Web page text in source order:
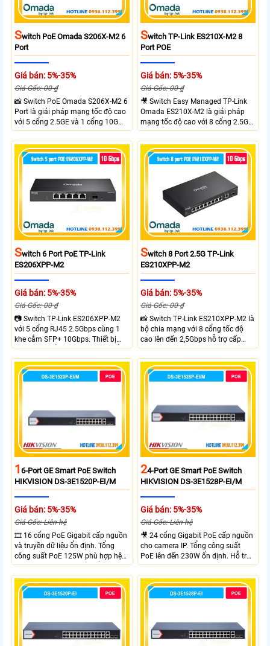
SWitch PoE Omada S206X-M2 6
Port
Giá bán: 5%-35%
Giá Gốc: 00 ₫
📸 Switch PoE Omada S206X-M2 6
Port là giải pháp mạng tốc độ cao
với 5 cổng 2.5GE và 1 cổng 10G
SFP+, đáp ứng nhu cầu truyền tải
dữ liệu lớn sở hữu băng thông
chuyển mạch 45Gbps cùng tốc độ
chuyển tiếp 33.48Mpps, mang lại
nghiệp văn phòng và hệ thống
mạng hiện đại.
SWitch TP-Link ES210X-M2 8
Port POE
Giá bán: 5%-35%
Giá Gốc: 00 ₫
🎥 Switch Easy Managed TP-Link
Omada ES210X-M2 là giải pháp
mạng tốc độ cao với 8 cổng 2.5GE
và 2 cổng 10G SFP+ đáp ứng nhu
cầu truyền tải dữ liệu lớn sở hữu
băng thông chuyển mạch 80Gbps
tốc độ chuyển tiếp 59.52Mpps
mang lại kết nối ổn định cho
doanh nghiệp văn phòng và hệ
thống mạng hiện đại.
SWitch 6 Port PoE TP-Link
ES206XPP-M2
Giá bán: 5%-35%
Giá Gốc: 00 ₫
📷 Switch TP-Link ES206XPP-M2
với 5 cổng RJ45 2.5Gbps cùng 1
khe cắm SFP+ 10Gbps. Thiết bị
tích hợp 4 cổng PoE++ đạt chuẩn
802.3af/at/bt tổng công suất
120W cấp nguồn đến 90W mỗi
cổng đáp ứng tốt hệ thống camera
SWitch 8 Port 2.5G TP-Link
ES210XPP-M2
Giá bán: 5%-35%
Giá Gốc: 00 ₫
📸 Switch TP-Link ES210XPP-M2 là
bộ chia mạng với 8 cổng tốc độ
cao lên đến 2,5Gbps hỗ trợ cấp
nguồn và mạng cho đầu ghi hình
từ xa nhờ công suất POE lên đến
16-Port GE Smart PoE Switch
HIKVISION DS-3E1520P-EI/M
Giá bán: 5%-35%
Giá Gốc: Liên hệ
🎞 16 cổng PoE Gigabit cấp nguồn
và truyền dữ liệu ổn định. Tổng
công suất PoE 125W phù hợp hệ
thống camera IP vừa. 2 cổng RJ45
Gigabit và 2 cổng quang SFP mở
rộng linh hoạt. Hỗ trợ truyền PoE
xa tối đa lên đến 300 mét.
24-Port GE Smart PoE Switch
HIKVISION DS-3E1528P-EI/M
Giá bán: 5%-35%
Giá Gốc: Liên hệ
🎥 24 cổng Gigabit PoE cấp nguồn
cho camera IP. Tổng công suất
PoE lên đến 230W ổn định. Hỗ trợ
truyền PoE xa đến 300 mét. Băng
thông chuyển mạch đạt 68 Gbps
mạnh mẽ.